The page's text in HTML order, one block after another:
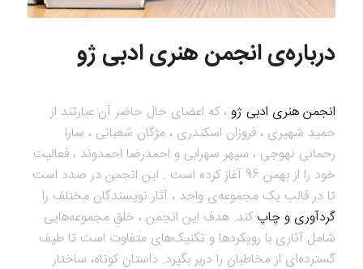
درباره‌ی انجمن هنری ادبی ژو
انجمن هنری ادبی ژو، که اعضای حال حاضر آن عبارتند از
حمید شهیری ، فروزان اسکندری ، مژگان شعبانی ، سارا
رحمانی نهوجی ، سپهر سهرابی و احمدرضا احمدوند ، فعالیت
خود را از بهمن 96 آغاز کرده است . این انجمن در صدد است
تا در قالب یک مجموعه‌ی واحد ، آثار نویسندگان مختلف را
گردآوری و چاپکند. هدف این انجمن ، خلقِ مجموعه‌هایی
شامل آثاری با رویکردها و تکنیک‌های متفاوت است تا طیف
گسترده‌ای از مخاطبان را دربر بگیرد. داستان کوتاه، ساختار